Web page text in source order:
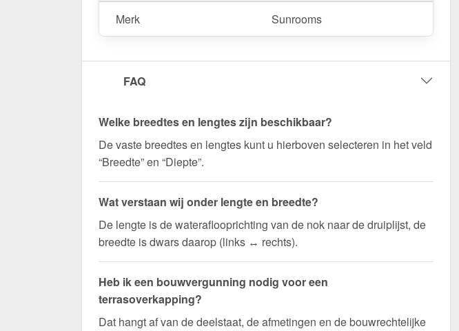
Merk Sunrooms
FAQ
Welke breedtes en lengtes zijn beschikbaar?
De vaste breedtes en lengtes kunt u hierboven selecteren in het veld
“Breedte” en “Diepte”.
Wat verstaan wij onder lengte en breedte?
De lengte is de wateraflooprichting van de nok naar de druiplijst, de
breedte is dwars daarop (links ↔ rechts).
Heb ik een bouwvergunning nodig voor een
terrasoverkapping?
Dat hangt af van de deelstaat, de afmetingen en de bouwrechtelijke